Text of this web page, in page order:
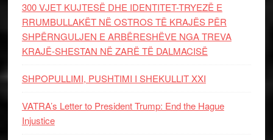
300 VJET KUJTESË DHE IDENTITET-TRYEZË E
RRUMBULLAKËT NË OSTROS TË KRAJËS PËR
SHPËRNGULJEN E ARBËRESHËVE NGA TREVA
KRAJË-SHESTAN NË ZARË TË DALMACISË
SHPOPULLIMI, PUSHTIMI I SHEKULLIT XXI
VATRA’s Letter to President Trump: End the Hague
Injustice